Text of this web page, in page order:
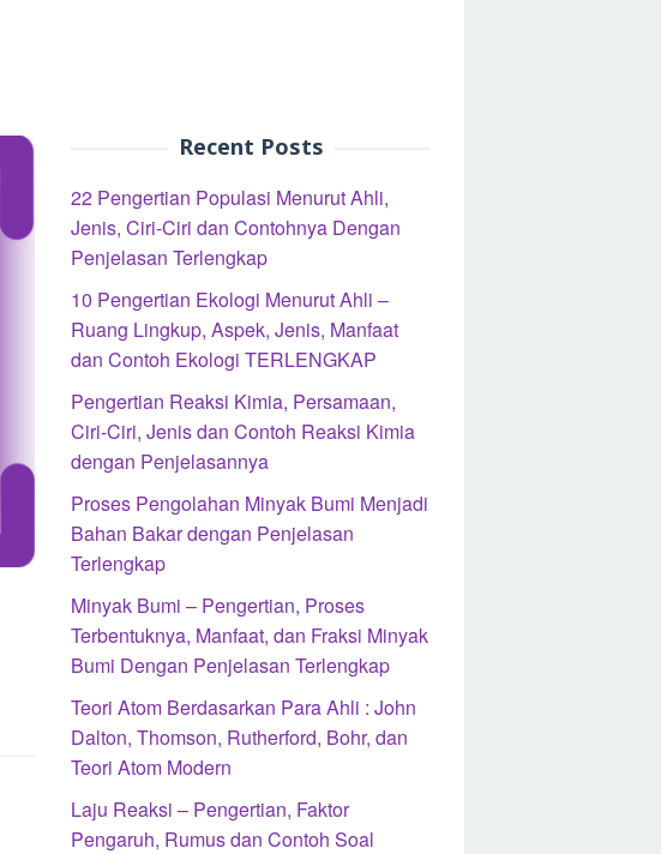
Recent Posts
22 Pengertian Populasi Menurut Ahli,
Jenis, Ciri-Ciri dan Contohnya Dengan
Penjelasan Terlengkap
10 Pengertian Ekologi Menurut Ahli –
Ruang Lingkup, Aspek, Jenis, Manfaat
dan Contoh Ekologi TERLENGKAP
Pengertian Reaksi Kimia, Persamaan,
Ciri-Ciri, Jenis dan Contoh Reaksi Kimia
dengan Penjelasannya
Proses Pengolahan Minyak Bumi Menjadi
Bahan Bakar dengan Penjelasan
Terlengkap
Minyak Bumi – Pengertian, Proses
Terbentuknya, Manfaat, dan Fraksi Minyak
Bumi Dengan Penjelasan Terlengkap
Teori Atom Berdasarkan Para Ahli : John
Dalton, Thomson, Rutherford, Bohr, dan
Teori Atom Modern
Laju Reaksi – Pengertian, Faktor
Pengaruh, Rumus dan Contoh Soal